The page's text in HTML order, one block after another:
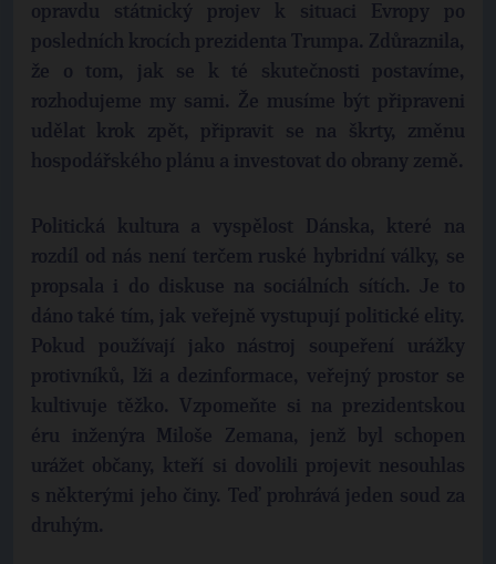
opravdu státnický projev k situaci Evropy po
posledních krocích prezidenta Trumpa. Zdůraznila,
že o tom, jak se k té skutečnosti postavíme,
rozhodujeme my sami. Že musíme být připraveni
udělat krok zpět, připravit se na škrty, změnu
hospodářského plánu a investovat do obrany země.
Politická kultura a vyspělost Dánska, které na
rozdíl od nás není terčem ruské hybridní války, se
propsala i do diskuse na sociálních sítích. Je to
dáno také tím, jak veřejně vystupují politické elity.
Pokud používají jako nástroj soupeření urážky
protivníků, lži a dezinformace, veřejný prostor se
kultivuje těžko. Vzpomeňte si na prezidentskou
éru inženýra Miloše Zemana, jenž byl schopen
urážet občany, kteří si dovolili projevit nesouhlas
s některými jeho činy. Teď prohrává jeden soud za
druhým.